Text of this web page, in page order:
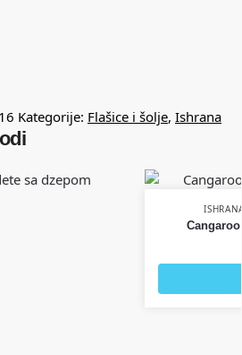
Kategorije: Flašice i šolje, Ishrana